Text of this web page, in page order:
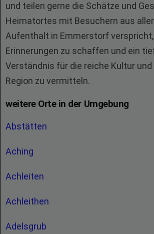
und teilen gerne die Schätze und
Heimatortes mit Besuchern aus aller
Aufenthalt in Emmerstorf
Erinnerungen zu schaffen und ein
Verständnis für die reiche Kultur
Region zu vermitteln.
weitere Orte in der Umgebung
Abstätten
Aching
Achleiten
Achleithen
Adelsgrub